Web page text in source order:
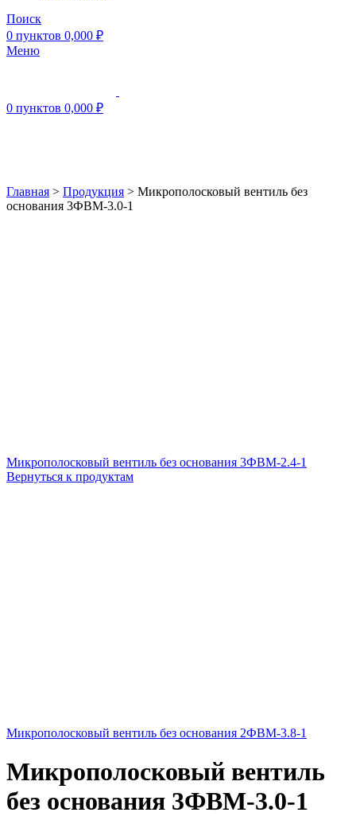
Поиск
0 пунктов 0,000 ₽
Меню
0 пунктов 0,000 ₽
Главная > Продукция > Микрополосковый вентиль без
основания 3ФВМ-3.0-1
Микрополосковый вентиль без основания 3ФВМ-2.4-1
Вернуться к продуктам
Микрополосковый вентиль без основания 2ФВМ-3.8-1
Микрополосковый вентиль
без основания 3ФВМ-3.0-1